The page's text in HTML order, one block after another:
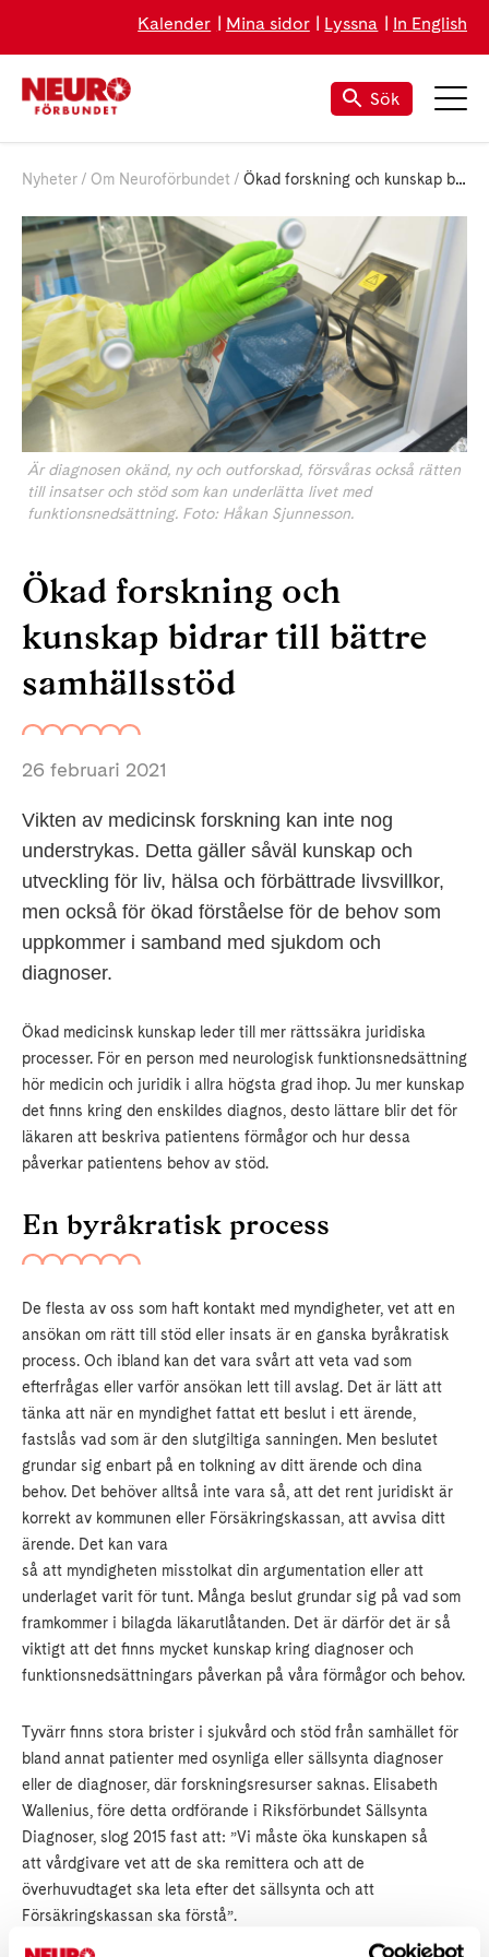
Kalender Mina sidor Lyssna In English
Sök
Nyheter Om Neuroförbundet Ökad forskning och kunskap bidrar till bättre samhällsstöd
Är diagnosen okänd, ny och outforskad, försvåras också rätten
till insatser och stöd som kan underlätta livet med
funktionsnedsättning. Foto: Håkan Sjunnesson.
Ökad forskning och
kunskap bidrar till bättre
samhällsstöd
26 februari 2021
Vikten av medicinsk forskning kan inte nog
understrykas. Detta gäller såväl kunskap och
utveckling för liv, hälsa och förbättrade livsvillkor,
men också för ökad förståelse för de behov som
uppkommer i samband med sjukdom och
diagnoser.
Ökad medicinsk kunskap leder till mer rättssäkra juridiska
processer. För en person med neurologisk funktionsnedsättning
hör medicin och juridik i allra högsta grad ihop. Ju mer kunskap
det finns kring den enskildes diagnos, desto lättare blir det för
läkaren att beskriva patientens förmågor och hur dessa
påverkar patientens behov av stöd.
En byråkratisk process
De flesta av oss som haft kontakt med myndigheter, vet att en
ansökan om rätt till stöd eller insats är en ganska byråkratisk
process. Och ibland kan det vara svårt att veta vad som
efterfrågas eller varför ansökan lett till avslag. Det är lätt att
tänka att när en myndighet fattat ett beslut i ett ärende,
fastslås vad som är den slutgiltiga sanningen. Men beslutet
grundar sig enbart på en tolkning av ditt ärende och dina
behov. Det behöver alltså inte vara så, att det rent juridiskt är
korrekt av kommunen eller Försäkringskassan, att avvisa ditt
ärende. Det kan vara
så att myndigheten misstolkat din argumentation eller att
underlaget varit för tunt. Många beslut grundar sig på vad som
framkommer i bilagda läkarutlåtanden. Det är därför det är så
viktigt att det finns mycket kunskap kring diagnoser och
funktionsnedsättningars påverkan på våra förmågor och behov.
Tyvärr finns stora brister i sjukvård och stöd från samhället för
bland annat patienter med osynliga eller sällsynta diagnoser
eller de diagnoser, där forskningsresurser saknas. Elisabeth
Wallenius, före detta ordförande i Riksförbundet Sällsynta
Diagnoser, slog 2015 fast att: ”Vi måste öka kunskapen så
att vårdgivare vet att de ska remittera och att de
överhuvudtaget ska leta efter det sällsynta och att
Försäkringskassan ska förstå”.